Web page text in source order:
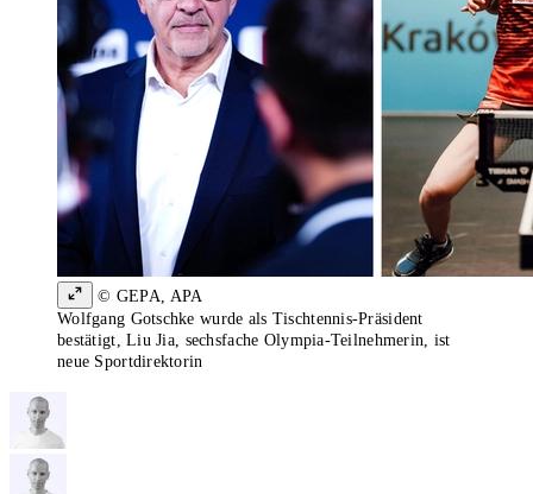
© GEPA, APA
Wolfgang Gotschke wurde als Tischtennis-Präsident
bestätigt, Liu Jia, sechsfache Olympia-Teilnehmerin, ist
neue Sportdirektorin